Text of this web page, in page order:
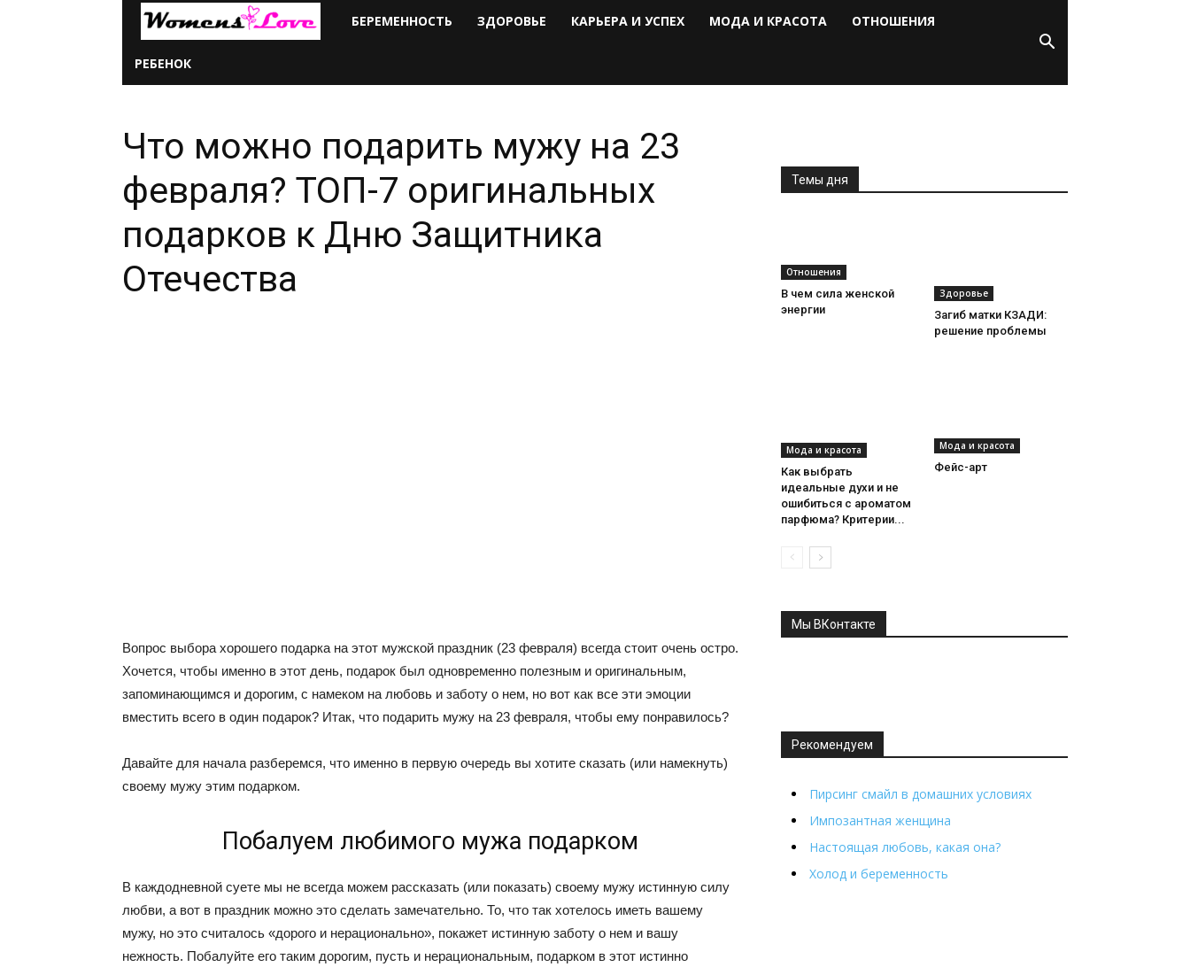
Женская
сердцем
и
душой
БЕРЕМЕННОСТЬ ЗДОРОВЬЕ КАРЬЕРА И УСПЕХ МОДА И КРАСОТА ОТНОШЕНИЯ
РЕБЕНОК
Что можно подарить мужу на 23
февраля? ТОП-7 оригинальных
подарков к Дню Защитника
Отечества
Вопрос выбора хорошего подарка на этот мужской праздник (23 февраля) всегда стоит очень остро.
Хочется, чтобы именно в этот день, подарок был одновременно полезным и оригинальным,
запоминающимся и дорогим, с намеком на любовь и заботу о нем, но вот как все эти эмоции
вместить всего в один подарок? Итак, что подарить мужу на 23 февраля, чтобы ему понравилось?
Давайте для начала разберемся, что именно в первую очередь вы хотите сказать (или намекнуть)
своему мужу этим подарком.
Побалуем любимого мужа подарком
В каждодневной суете мы не всегда можем рассказать (или показать) своему мужу истинную силу
любви, а вот в праздник можно это сделать замечательно. То, что так хотелось иметь вашему
мужу, но это считалось «дорого и нерационально», покажет истинную заботу о нем и вашу
нежность. Побалуйте его таким дорогим, пусть и нерациональным, подарком в этот истинно
Темы дня
Отношения
В чем сила женской
энергии
Здоровье
Загиб матки КЗАДИ:
решение проблемы
Мода и красота
Как выбрать
идеальные духи и не
ошибиться с ароматом
парфюма? Критерии...
Мода и красота
Фейс-арт
Мы ВКонтакте
Рекомендуем
Пирсинг смайл в домашних условиях
Импозантная женщина
Настоящая любовь, какая она?
Холод и беременность